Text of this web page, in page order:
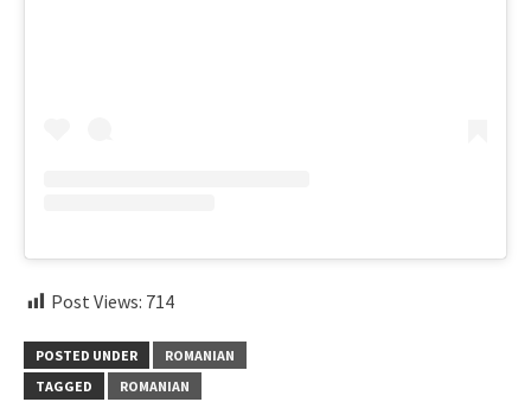
Post Views: 714
POSTED UNDER
ROMANIAN
TAGGED
ROMANIAN